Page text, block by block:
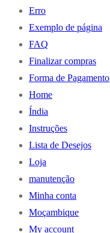
Erro
Exemplo de página
FAQ
Finalizar compras
Forma de Pagamento
Home
Índia
Instruções
Lista de Desejos
Loja
manutenção
Minha conta
Moçambique
My account